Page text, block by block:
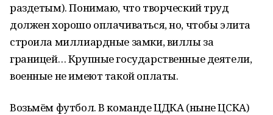
раздетым). Понимаю, что творческий труд
должен хорошо оплачиваться, но, чтобы элита
строила миллиардные замки, виллы за
границей… Крупные государственные деятели,
военные не имеют такой оплаты.
Возьмём футбол. В команде ЦДКА (ныне ЦСКА)